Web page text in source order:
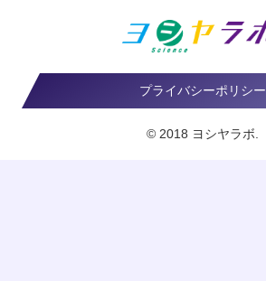
プライバシーポリシー
© 2018 ヨシヤラボ.